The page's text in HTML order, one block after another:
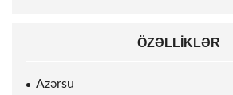
ÖZƏLLIKLƏR
Azərsu